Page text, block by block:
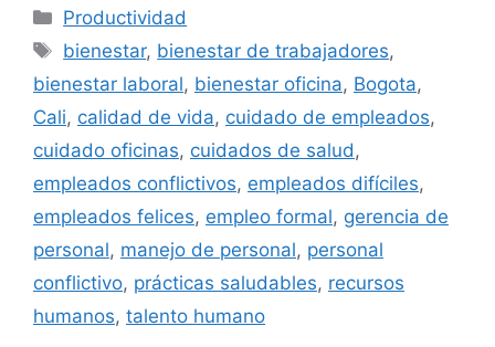
Categorías
Productividad
Etiquetas
bienestar, bienestar de trabajadores,
bienestar laboral, bienestar oficina, Bogota,
Cali, calidad de vida, cuidado de empleados,
cuidado oficinas, cuidados de salud ,
empleados conflictivos, empleados difíciles,
empleados felices, empleo formal, gerencia de
personal, manejo de personal, personal
conflictivo, prácticas saludables, recursos
humanos, talento humano